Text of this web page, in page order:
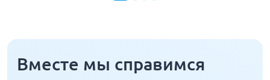
Вместе мы справимся